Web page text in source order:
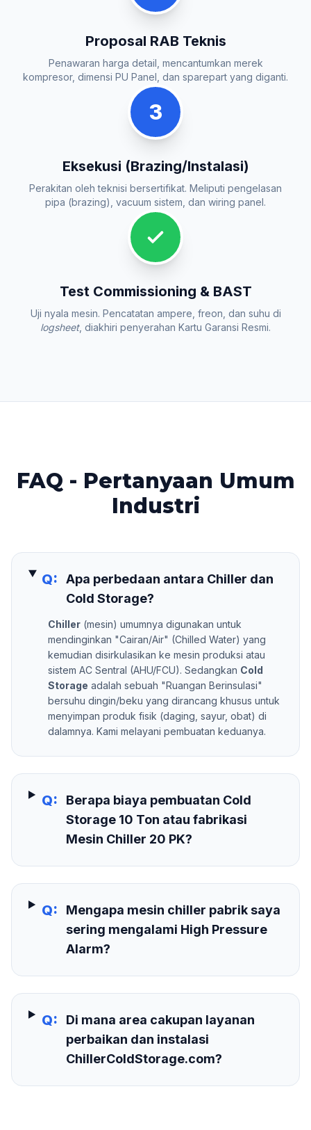
Proposal RAB Teknis
Penawaran harga detail, mencantumkan merek
kompresor, dimensi PU Panel, dan sparepart yang diganti.
3
Eksekusi (Brazing/Instalasi)
Perakitan oleh teknisi bersertifikat. Meliputi pengelasan
pipa (brazing), vacuum sistem, dan wiring panel.
Test Commissioning & BAST
Uji nyala mesin. Pencatatan ampere, freon, dan suhu di
logsheet, diakhiri penyerahan Kartu Garansi Resmi.
FAQ - Pertanyaan Umum
Industri
Q:
Apa perbedaan antara Chiller dan
Cold Storage?
Chiller (mesin) umumnya digunakan untuk
mendinginkan "Cairan/Air" (Chilled Water) yang
kemudian disirkulasikan ke mesin produksi atau
sistem AC Sentral (AHU/FCU). Sedangkan Cold
Storage adalah sebuah "Ruangan Berinsulasi"
bersuhu dingin/beku yang dirancang khusus untuk
menyimpan produk fisik (daging, sayur, obat) di
dalamnya. Kami melayani pembuatan keduanya.
Q:
Berapa biaya pembuatan Cold
Storage 10 Ton atau fabrikasi
Mesin Chiller 20 PK?
Q:
Mengapa mesin chiller pabrik saya
sering mengalami High Pressure
Alarm?
Q:
Di mana area cakupan layanan
perbaikan dan instalasi
ChillerColdStorage.com?